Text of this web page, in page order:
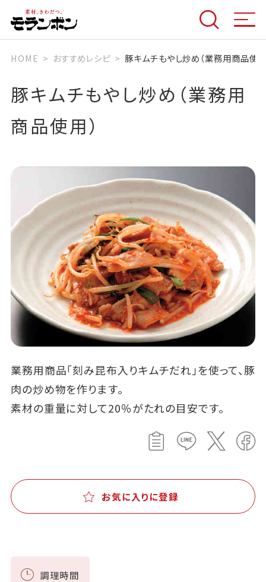
HOME おすすめレシピ 豚キムチもやし炒め（業務用商品使用
豚キムチもやし炒め（業務用
商品使用）
業務用商品「刻み昆布入りキムチだれ」を使って、豚
肉の炒め物を作ります。
素材の重量に対して20％がたれの目安です。
お気に入りに登録
調理時間